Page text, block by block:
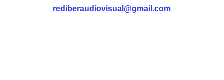
rediberaudiovisual@gmail.com